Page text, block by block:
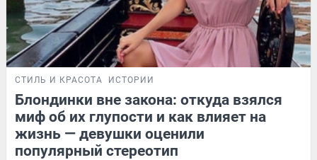
СТИЛЬ И КРАСОТА ИСТОРИИ
Блондинки вне закона: откуда взялся
миф об их глупости и как влияет на
жизнь — девушки оценили
популярный стереотип